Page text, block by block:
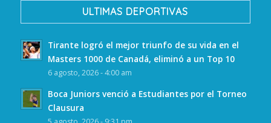
ULTIMAS DEPORTIVAS
Tirante logró el mejor triunfo de su vida en el
Masters 1000 de Canadá, eliminó a un Top 10
6 agosto, 2026 - 4:00 am
Boca Juniors venció a Estudiantes por el Torneo
Clausura